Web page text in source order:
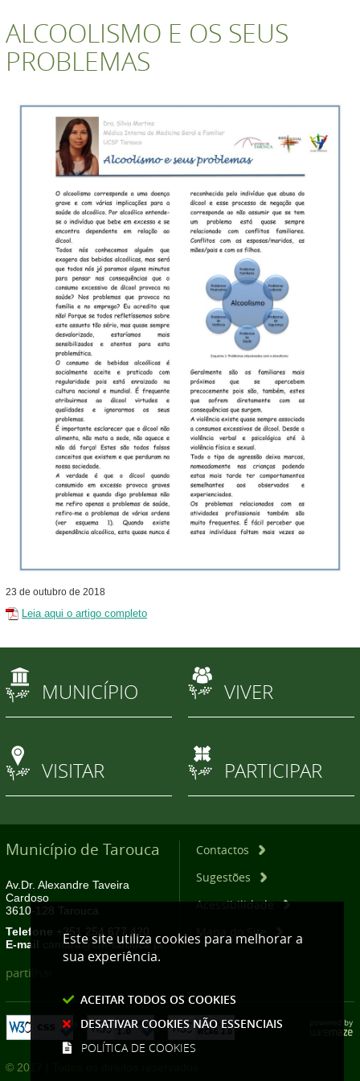
ALCOOLISMO E OS SEUS
PROBLEMAS
23 de outubro de 2018
Leia aqui o artigo completo
MUNICÍPIO VIVER
VISITAR PARTICIPAR
Município de Tarouca
Av.Dr. Alexandre Taveira
Cardoso
3610-128 Tarouca
Telefone +351 254 677 420
E-mail
camara@cm-tarouca.pt
Contactos
Sugestões
Acessibilidade
Mapa do Site
partilhar
© 2017 | Todos os direitos reservados
Este site utiliza cookies para melhorar a
sua experiência.
ACEITAR TODOS OS COOKIES
DESATIVAR COOKIES NÃO ESSENCIAIS
POLÍTICA DE COOKIES